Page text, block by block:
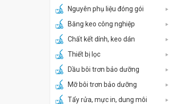
Nguyên phụ liệu đóng gói
Băng keo công nghiệp
Chất kết dính, keo dán
Thiết bị lọc
Dầu bôi trơn bảo dưỡng
Mỡ bôi trơn bảo dưỡng
Tẩy rửa, mực in, dung môi